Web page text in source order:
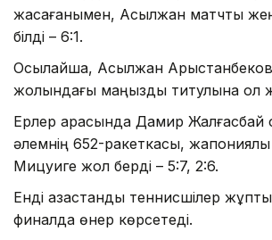
жасағанымен, Асылжан матчты
білді – 6:1.
Осылайша, Асылжан
жолындағы маңызды титулына қол
Ерлер арасында Дамир Жалғасбай
әлемнің 652-ракеткасы,
Мицуиге жол берді – 5:7, 2:6.
Енді қазақстандық теннисшілер
финалда өнер көрсетеді.